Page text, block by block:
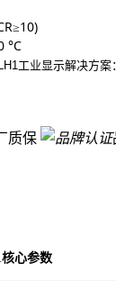
°C
工业显示解决方
质保
核心参数